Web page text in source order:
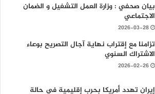
بيان صحفي : وزارة العمل التشغيل و الضمان
الاجتماعي
2026-03-28
تزامنا مع إقتراب نهاية آجال التصريح بوعاء
الاشتراك السنوي
2026-02-26
إيران تهدد أمريكا بحرب إقليمية في حالة